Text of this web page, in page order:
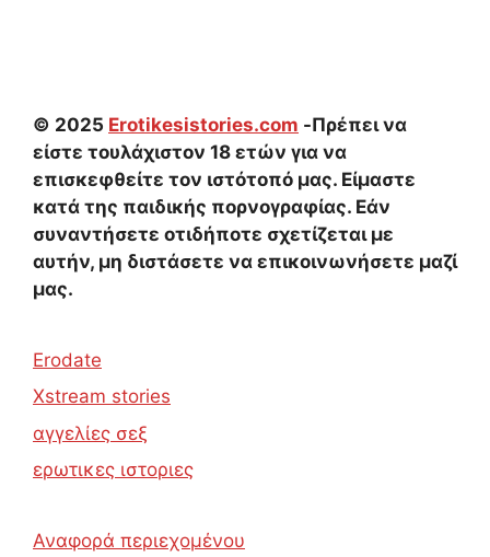
© 2025 Erotikesistories.com -Πρέπει να
είστε τουλάχιστον 18 ετών για να
επισκεφθείτε τον ιστότοπό μας. Είμαστε
κατά της παιδικής πορνογραφίας. Εάν
συναντήσετε οτιδήποτε σχετίζεται με
αυτήν, μη διστάσετε να επικοινωνήσετε μαζί
μας.
Erodate
Xstream stories
αγγελίες σεξ
ερωτικες ιστοριες
Αναφορά περιεχομένου